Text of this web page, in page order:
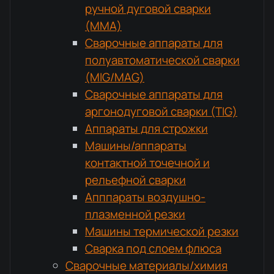
ручной дуговой сварки
(MMA)
Сварочные аппараты для
полуавтоматической сварки
(MIG/MAG)
Сварочные аппараты для
аргонодуговой сварки (TIG)
Аппараты для строжки
Машины/аппараты
контактной точечной и
рельефной сварки
Апппараты воздушно-
плазменной резки
Машины термической резки
Сварка под слоем флюса
Сварочные материалы/химия